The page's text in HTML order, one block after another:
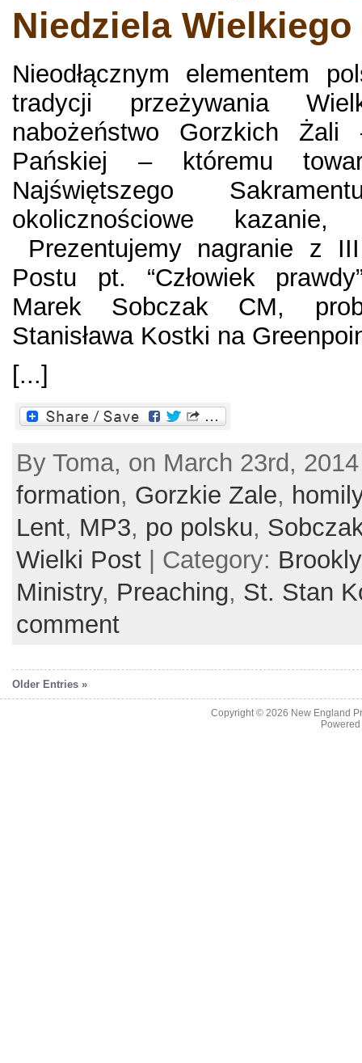
Niedziela
Nieodłącznym elementem
tradycji przeżywania
nabożeństwo Gorzkich
Pańskiej – któremu
Najświętszego
okolicznościowe
Prezentujemy nagranie z
Postu pt. “Człowiek
Marek Sobczak CM,
Stanisława Kostki na
[...]
By Toma, on March 23rd,
formation, Gorzkie Zale, homily
Lent, MP3, po polsku,
Wielki Post | Category:
Ministry, Preaching, St. Stan
comment
Older Entries »
Copyright © 2026 New England